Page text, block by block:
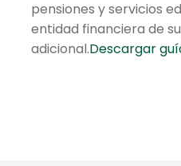
pensiones y servicios
entidad financiera de
adicional.Descargar